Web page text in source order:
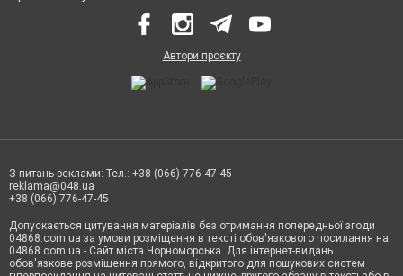
Автори проєкту
З питань реклами: Тел.: +38 (066) 776-47-45
reklama@048.ua
+38 (066) 776-47-45
Допускається цитування матеріалів без отримання попередньої згоди
04868.com.ua за умови розміщення в тексті обов'язкового посилання на
04868.com.ua - Сайт міста Чорноморська. Для інтернет-видань
обов'язкове розміщення прямого, відкритого для пошукових систем